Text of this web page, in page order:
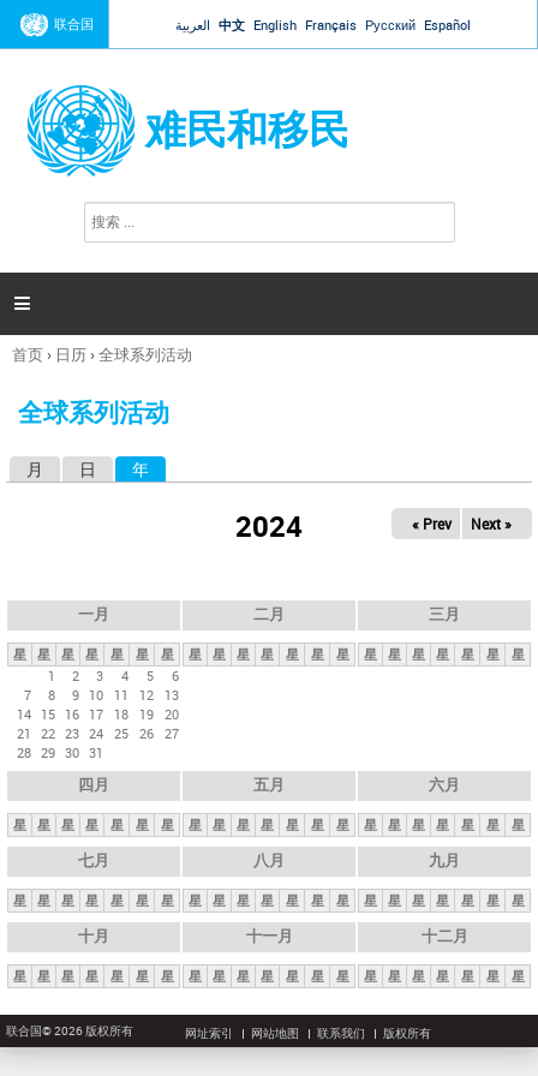
Jump to navigation
联合国 العربية 中文 English Français Русский Español
难民和移民
搜
索

你
这
首页› 日历›全球系列活动
全球系列活动
月 日 年
2024 « Prev Next »
一月
星 星 星 星 星 星
星
1
2 3 4 5
6
7
8 9 10 11 12
13
14 15 16 17 18 19 20
21
22 23 24 25 26 27
28 29 30 31
二月
星 星 星 星 星 星 星
三月
星 星 星 星 星 星 星
四月
星 星 星 星 星 星 星
五月
星 星 星 星 星 星 星
六月
星 星 星 星 星 星 星
七月
星 星 星 星 星 星 星
八月
星 星 星 星 星 星 星
九月
星 星 星 星 星 星 星
十月
星 星 星 星 星 星 星
十一月
星 星 星 星 星 星 星
十二月
星 星 星 星 星 星 星
联合国© 2026 版权所有 网址索引 网站地图 联系我们 版权所有